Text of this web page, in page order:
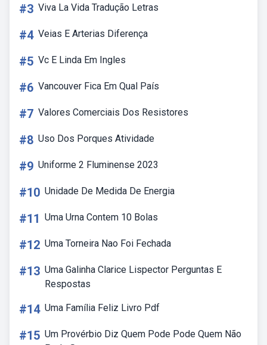
#3 Viva La Vida Tradução Letras
#4 Veias E Arterias Diferença
#5 Vc E Linda Em Ingles
#6 Vancouver Fica Em Qual País
#7 Valores Comerciais Dos Resistores
#8 Uso Dos Porques Atividade
#9 Uniforme 2 Fluminense 2023
#10 Unidade De Medida De Energia
#11 Uma Urna Contem 10 Bolas
#12 Uma Torneira Nao Foi Fechada
#13 Uma Galinha Clarice Lispector Perguntas E
Respostas
#14 Uma Família Feliz Livro Pdf
#15 Um Provérbio Diz Quem Pode Pode Quem Não